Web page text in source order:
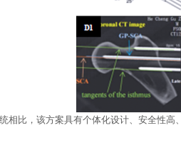
比，该方案具有个体化设计、安全性高